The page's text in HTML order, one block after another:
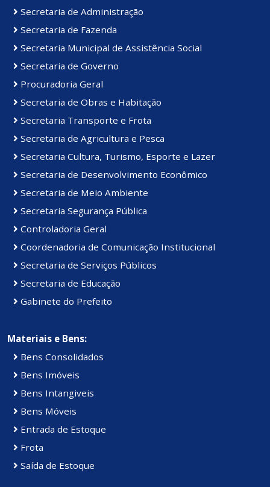
Secretaria de Administração
Secretaria de Fazenda
Secretaria Municipal de Assistência Social
Secretaria de Governo
Procuradoria Geral
Secretaria de Obras e Habitação
Secretaria Transporte e Frota
Secretaria de Agricultura e Pesca
Secretaria Cultura, Turismo, Esporte e Lazer
Secretaria de Desenvolvimento Econômico
Secretaria de Meio Ambiente
Secretaria Segurança Pública
Controladoria Geral
Coordenadoria de Comunicação Institucional
Secretaria de Serviços Públicos
Secretaria de Educação
Gabinete do Prefeito
Materiais e Bens:
Bens Consolidados
Bens Imóveis
Bens Intangiveis
Bens Móveis
Entrada de Estoque
Frota
Saída de Estoque